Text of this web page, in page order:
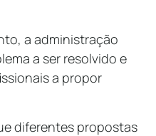
a administração
a ser resolvido e
a propor
diferentes propostas